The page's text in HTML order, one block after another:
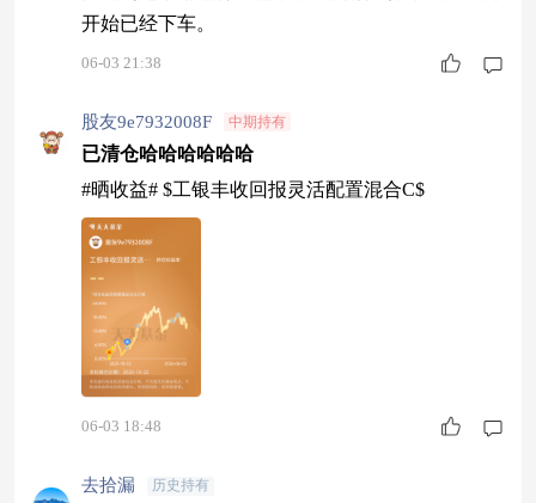
开始已经下车。
06-03 21:38
股友9e7932008F 中期持有
已清仓哈哈哈哈哈哈
#晒收益# $工银丰收回报灵活配置混合C$
06-03 18:48
去拾漏 历史持有